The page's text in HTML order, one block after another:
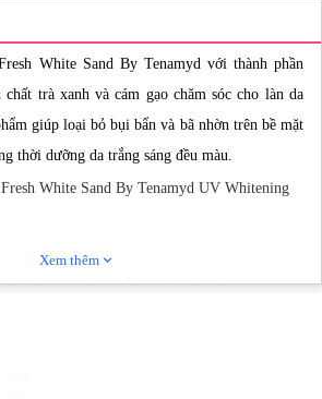
White Sand By Tenamyd với thành phần
trà xanh và cám gạo chăm sóc cho làn da
giúp loại bỏ bụi bẩn và bã nhờn trên bề mặt
thời dưỡng da trắng sáng đều màu.
White Sand By Tenamyd UV Whitening
nhờn, cặn trang điểm còn sót trên da, mang
cần thiết để nuôi dưỡng làn da sáng mịn và
Xem thêm expand_more